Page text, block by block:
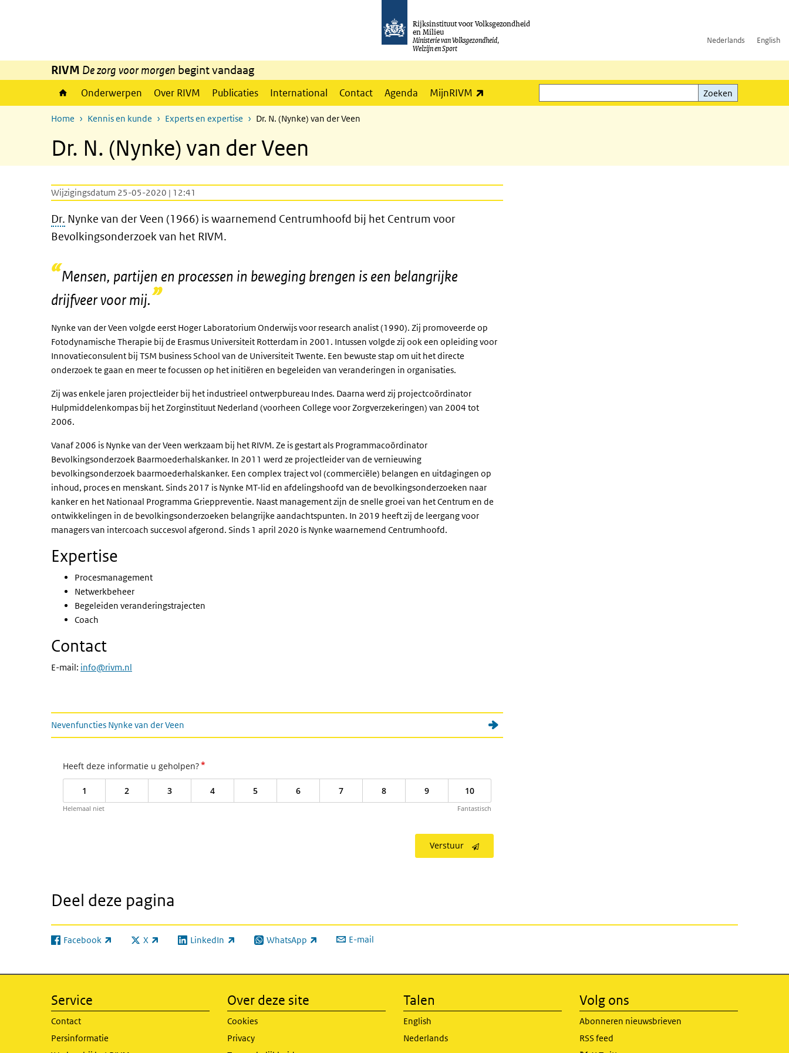
Rijksinstituut voor Volksgezondheid
en Milieu
Ministerie van Volksgezondheid,
Welzijn en Sport
Nederlands English
RIVM De zorg voor morgen begint vandaag
Onderwerpen Over RIVM Publicaties International Contact Agenda MijnRIVM
Zoeken
Zoeken
Home Kennis en kunde Experts en expertise Dr. N. (Nynke) van der Veen
Dr. N. (Nynke) van der Veen
Wijzigingsdatum 25-05-2020 | 12:41
Dr. Nynke van der Veen (1966) iswaarnemend Centrumhoofd bij het Centrum voor
Bevolkingsonderzoek van het RIVM.
Mensen, partijen en processen in beweging brengen is een belangrijke
drijfveer voor mij.
Nynke van der Veen volgde eerst Hoger Laboratorium Onderwijs voor research analist (1990). Zij promoveerde op
Fotodynamische Therapie bij de Erasmus Universiteit Rotterdam in 2001. Intussen volgde zij ook een opleiding voor
Innovatieconsulent bij TSM business School van de Universiteit Twente. Een bewuste stap om uit het directe
onderzoek te gaan en meer te focussen op het initiëren en begeleiden van veranderingen in organisaties.
Zij was enkele jaren projectleider bij het industrieel ontwerpbureau Indes. Daarna werd zij projectcoördinator
Hulpmiddelenkompas bij het Zorginstituut Nederland (voorheen College voor Zorgverzekeringen) van 2004 tot
2006.
Vanaf 2006 is Nynke van der Veen werkzaam bij het RIVM. Ze is gestart als Programmacoördinator
Bevolkingsonderzoek Baarmoederhalskanker. In 2011 werd ze projectleider van de vernieuwing
bevolkingsonderzoek baarmoederhalskanker. Een complex traject vol (commerciële) belangen en uitdagingen op
inhoud, proces en menskant. Sinds 2017 is Nynke MT-lid en afdelingshoofd van de bevolkingsonderzoeken naar
kanker en het Nationaal Programma Grieppreventie. Naast management zijn de snelle groei van het Centrum en de
ontwikkelingen in de bevolkingsonderzoeken belangrijke aandachtspunten. In 2019 heeft zij de leergang voor
managers van intercoach succesvol afgerond. Sinds 1 april 2020 is Nynke waarnemend Centrumhoofd.
Expertise
Procesmanagement
Netwerkbeheer
Begeleiden veranderingstrajecten
Coach
Contact
E-mail: info@rivm.nl
Gerelateerde informatie
Nevenfuncties Nynke van der Veen
Heeft deze informatie u geholpen?*
1 2 3 4 5 6 7 8 9 10
Helemaal niet Fantastisch
Verstuur
Deel deze pagina
Facebook
(externe link) X
(externe link) LinkedIn
(externe link) WhatsApp
(externe link) E-mail
Service
Contact
Persinformatie
Over deze site
Cookies
Privacy
Talen
English
Nederlands
Volg ons
Abonneren nieuwsbrieven
RSS feed